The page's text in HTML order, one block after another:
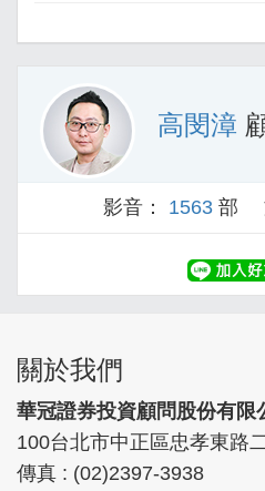
高閔漳
影音： 1563 部
關於我們
華冠證券投資顧問股份有限
100台北市中正區忠孝東路
傳真 : (02)2397-3938